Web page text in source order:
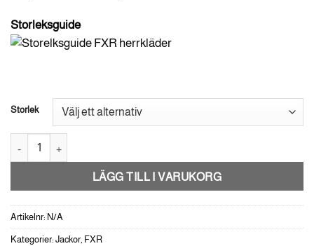
Storleksguide
Storlek
FXR Helium X 2-i-1 Jacka -Svart mängd
LÄGG TILL I VARUKORG
Artikelnr: N/A
Kategorier: Jackor, FXR